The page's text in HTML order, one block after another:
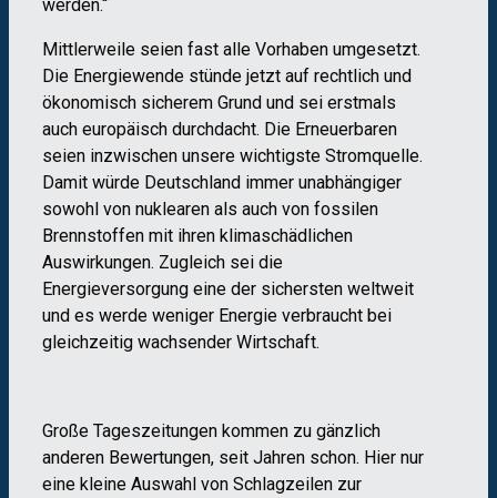
werden.“
Mittlerweile seien fast alle Vorhaben umgesetzt.
Die Energiewende stünde jetzt auf rechtlich und
ökonomisch sicherem Grund und sei erstmals
auch europäisch durchdacht. Die Erneuerbaren
seien inzwischen unsere wichtigste Stromquelle.
Damit würde Deutschland immer unabhängiger
sowohl von nuklearen als auch von fossilen
Brennstoffen mit ihren klimaschädlichen
Auswirkungen. Zugleich sei die
Energieversorgung eine der sichersten weltweit
und es werde weniger Energie verbraucht bei
gleichzeitig wachsender Wirtschaft.
Große Tageszeitungen kommen zu gänzlich
anderen Bewertungen, seit Jahren schon. Hier nur
eine kleine Auswahl von Schlagzeilen zur